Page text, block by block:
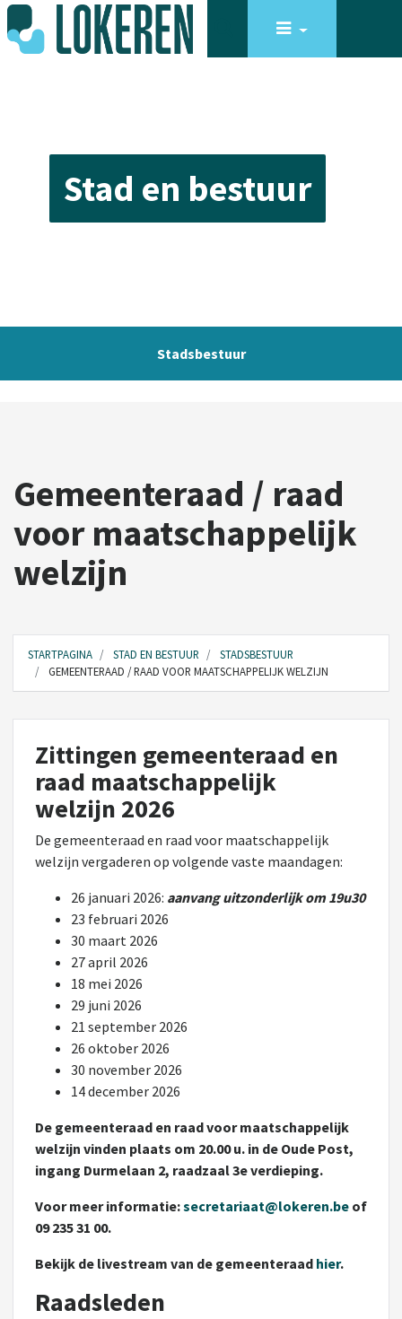
Stad en bestuur
Stadsbestuur
Gemeenteraad / raad
voor maatschappelijk
welzijn
STARTPAGINA STAD EN BESTUUR
STADSBESTUUR
GEMEENTERAAD / RAAD VOOR MAATSCHAPPELIJK WELZIJN
Zittingen gemeenteraad en
raad maatschappelijk
welzijn 2026
De gemeenteraad en raad voor maatschappelijk
welzijn vergaderen op volgende vaste maandagen:
26 januari 2026: aanvang uitzonderlijk om 19u30
23 februari 2026
30 maart 2026
27 april 2026
18 mei 2026
29 juni 2026
21 september 2026
26 oktober 2026
30 november 2026
14 december 2026
De gemeenteraad en raad voor maatschappelijk
welzijn vinden plaats om 20.00 u. in de Oude Post,
ingang Durmelaan 2, raadzaal 3e verdieping.
Voor meer informatie:secretariaat@lokeren.be of
09 235 31 00.
Bekijk de livestream van de gemeenteraad hier.
Raadsleden